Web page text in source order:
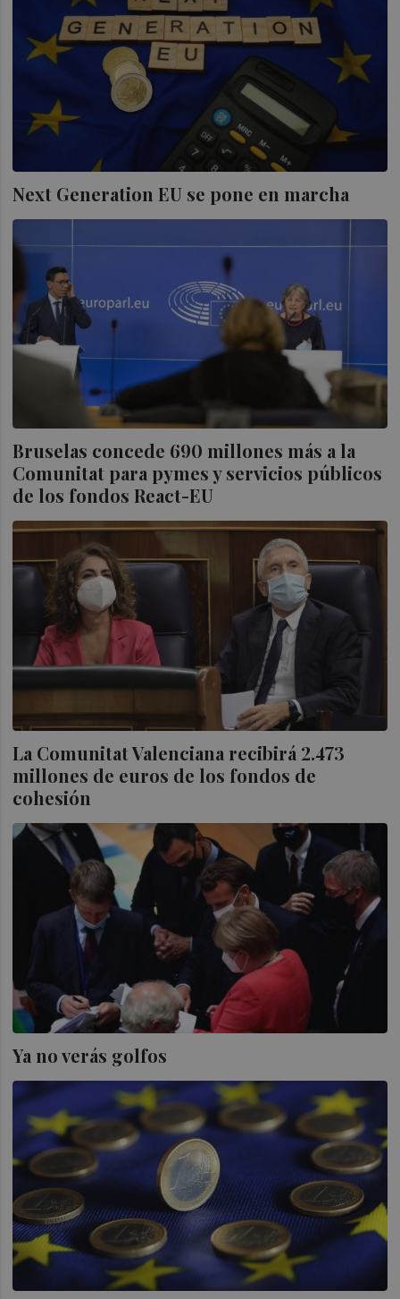
Next Generation EU se pone en marcha
Bruselas concede 690 millones más a la
Comunitat para pymes y servicios públicos
de los fondos React-EU
La Comunitat Valenciana recibirá 2.473
millones de euros de los fondos de
cohesión
Ya no verás golfos